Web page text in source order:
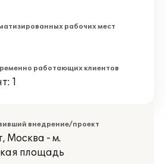
рабочих мест
работающих клиентов
1
внедрение/проект
Москва - м.
площадь